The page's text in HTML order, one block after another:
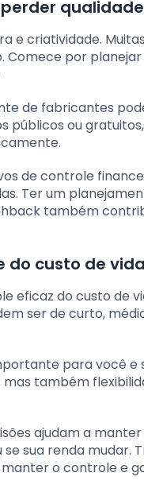
qualidade
e criatividade.
Comece por
de fabricantes
públicos ou
de controle
Ter um
também
do custo de vida
eficaz do custo de
ser de curto,
para você e
também
ajudam a
sua renda mudar.
o controle e